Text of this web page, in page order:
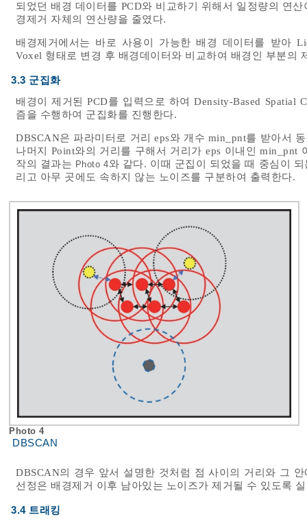
되었던 배경 데이터를 PCD와 비교하기 위해서 일정량의 연
경제거 자체의 연산량을 줄였다.
배경제거에서는 바로 사용이 가능한 배경 데이터를 받아
Voxel 형태로 변경 후 배경데이터와 비교하여 배경인 부분의
3.3 군집화
배경이 제거된 PCD를 입력으로 하여 Density-Based
즘을 수행하여 군집화를 진행한다.
DBSCAN은 파라미터로 거리 eps와 개수 min_pnt를 받아서
나머지 Point와의 거리를 구해서 거리가 eps 이내인
작의 결과는 Photo 4와 같다. 이때 군집이 되었을 때 중심이
리고 아무 곳에도 속하지 않는 노이즈를 구분하여 출력한다.
Photo 4
DBSCAN
DBSCAN의 경우 앞서 설명한 것처럼 점 사이의 거리와 그
선정은 배경제거 이후 남아있는 노이즈가 제거될 수 있도록
3.4 트래킹